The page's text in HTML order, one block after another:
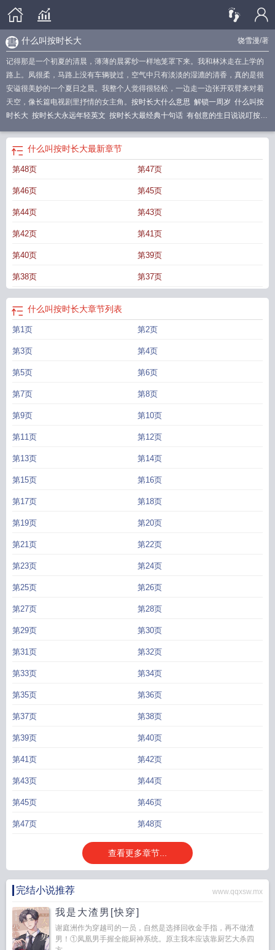
饶雪漫/著
什么叫按时长大
记得那是一个初夏的清晨，薄薄的晨雾纱一样地笼罩下来。我和林沐走在上学的
路上。凤很柔，马路上没有车辆驶过，空气中只有淡淡的湿漉的清香，真的是很
安谥很美妙的一个夏日之晨。我整个人觉得很轻松，一边走一边张开双臂来对着
天空，像长篇电视剧里抒情的女主角。 按时长大什么意思 解锁一周岁 什么叫按
时长大 按时长大永远年轻英文 按时长大最经典十句话 有创意的生日说说叮按时
按时长大成功解锁9周岁文案
长大拼音
么意思按时长大的意思 按时长大的生日文案叮 按时长大
思按时长大的英文 按时长大完整的一句话 按时长大歌曲
案短句干净
按时长大永远年轻是生日祝福吗
大了愿你每一岁都能奔走在热爱里 按时长大的
长大的图片
时光慢点吧按时长大含义
句按时长大生日文案 按时长大的唯美句子生日快乐
长大小小少年要按时长大按时长大经典语录按时长大mv叮～按时长大生日文
案时代少年团按时长大 按时长大繁体字
韶华什么意思按时长大文字图片按时长大英文怎么说解锁14岁的说说按时长
大依旧可爱表情包
三坐六爬九翻身按时长大
长大的下一句
什么叫按时长大最新章节
第48页 第47页
第46页 第45页
第44页 第43页
第42页 第41页
第40页 第39页
第38页 第37页
什么叫按时长大章节列表
第1页 第2页
第3页 第4页
第5页 第6页
第7页 第8页
第9页 第10页
第11页 第12页
第13页 第14页
第15页 第16页
第17页 第18页
第19页 第20页
第21页 第22页
第23页 第24页
第25页 第26页
第27页 第28页
第29页 第30页
第31页 第32页
第33页 第34页
第35页 第36页
第37页 第38页
第39页 第40页
第41页 第42页
第43页 第44页
第45页 第46页
第47页 第48页
查看更多章节...
完结小说推荐 www.qqxsw.mx
我是大渣男[快穿]
谢庭洲作为穿越司的一员，自然是选择回收金手指，再不做渣
男！①凤凰男手握全能厨神系统。原主我本应该靠厨艺大杀四